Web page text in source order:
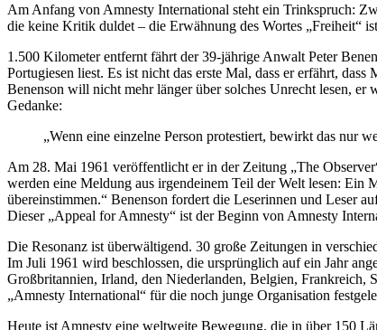
Am Anfang von Amnesty International steht ein Trinkspruch:
die keine Kritik duldet – die Erwähnung des Wortes „Freiheit“
1.500 Kilometer entfernt fährt der 39-jährige Anwalt Peter
Portugiesen liest. Es ist nicht das erste Mal, dass er erfährt,
Benenson will nicht mehr länger über solches Unrecht lesen,
Gedanke:
„Wenn eine einzelne Person protestiert, bewirkt das nur
Am 28. Mai 1961 veröffentlicht er in der Zeitung „The
werden eine Meldung aus irgendeinem Teil der Welt lesen: Ein
übereinstimmen.“ Benenson fordert die Leserinnen und Leser
Dieser „Appeal for Amnesty“ ist der Beginn von Amnesty
Die Resonanz ist überwältigend. 30 große Zeitungen in
Im Juli 1961 wird beschlossen, die ursprünglich auf ein Jahr
Großbritannien, Irland, den Niederlanden, Belgien,
„Amnesty International“ für die noch junge Organisation
Heute ist Amnesty eine weltweite Bewegung, die in über 150